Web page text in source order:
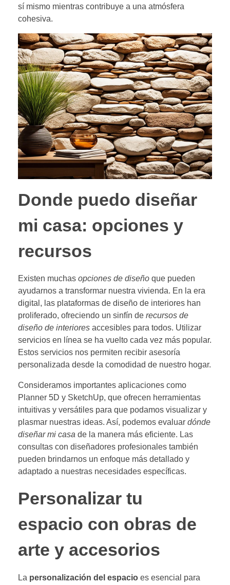
sí mismo mientras contribuye a una atmósfera
cohesiva.
Donde puedo diseñar
mi casa: opciones y
recursos
Existen muchas opciones de diseño que pueden
ayudarnos a transformar nuestra vivienda. En la era
digital, las plataformas de diseño de interiores han
proliferado, ofreciendo un sinfín de recursos de
diseño de interiores accesibles para todos. Utilizar
servicios en línea se ha vuelto cada vez más popular.
Estos servicios nos permiten recibir asesoría
personalizada desde la comodidad de nuestro hogar.
Consideramos importantes aplicaciones como
Planner 5D y SketchUp, que ofrecen herramientas
intuitivas y versátiles para que podamos visualizar y
plasmar nuestras ideas. Así, podemos evaluar dónde
diseñar mi casa de la manera más eficiente. Las
consultas con diseñadores profesionales también
pueden brindarnos un enfoque más detallado y
adaptado a nuestras necesidades específicas.
Personalizar tu
espacio con obras de
arte y accesorios
La personalización del espacio es esencial para